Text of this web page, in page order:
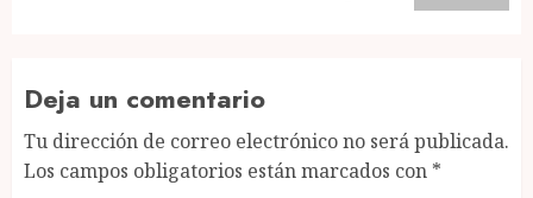
Deja un comentario
Tu dirección de correo electrónico no será publicada.
Los campos obligatorios están marcados con *